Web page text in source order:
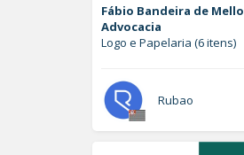
Fábio Bandeira de Mello
Advocacia
Logo e Papelaria (6 itens)
Rubao